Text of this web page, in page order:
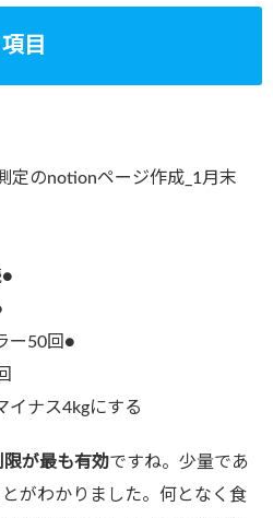
目
定のnotionページ作成_1月末
ー50回●
イナス4kgにする
が最も有効ですね。少量であ
がわかりました。何となく食